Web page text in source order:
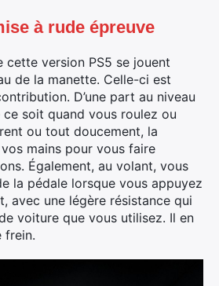
à rude épreuve
cette version PS5 se jouent
de la manette. Celle-ci est
D’une part au niveau
soit quand vous roulez ou
ou tout doucement, la
mains pour vous faire
Également, au volant, vous
la pédale lorsque vous appuyez
avec une légère résistance qui
voiture que vous utilisez. Il en
frein.